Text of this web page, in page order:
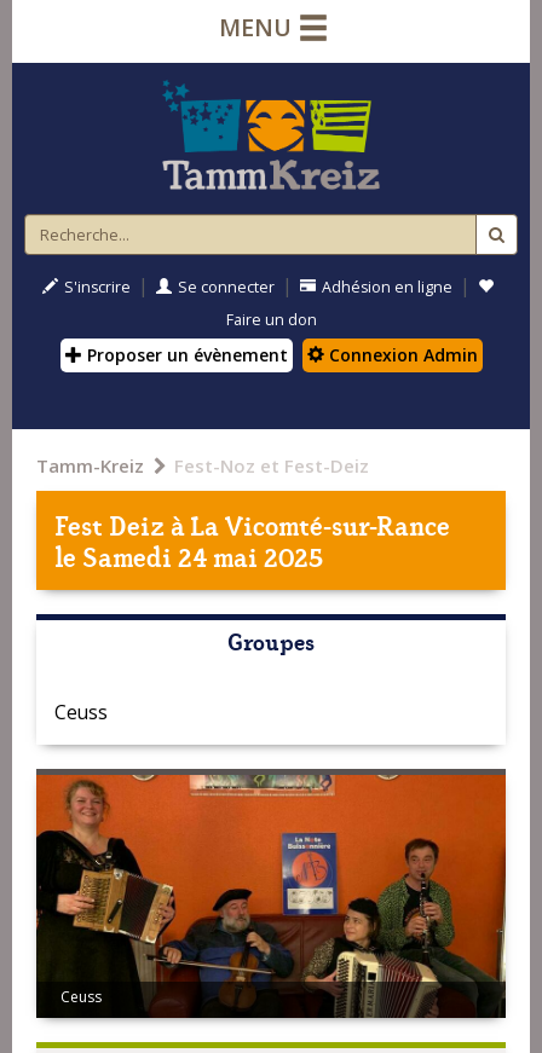
MENU
S'inscrire | Se connecter | Adhésion en ligne |
Faire un don
Proposer un évènement Connexion Admin
Tamm-Kreiz Fest-Noz et Fest-Deiz
Fest Deiz àLa Vicomté-sur-Rance
le Samedi 24 mai 2025
Groupes
Ceuss
Ceuss